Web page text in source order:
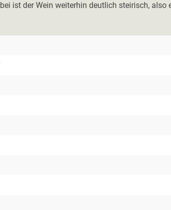
ist der Wein weiterhin deutlich steirisch,